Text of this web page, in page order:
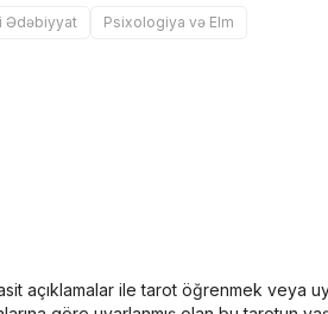
Ədəbiyyat Psixologiya və Elm
açıklamalar ile tarot öğrenmek veya